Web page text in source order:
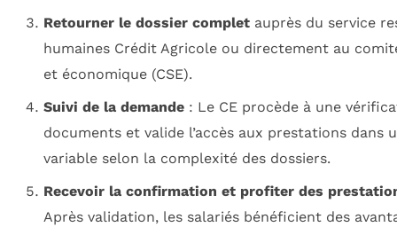
Retourner le dossier completauprès du service
humaines Crédit Agricole ou directement au
et économique (CSE).
Suivi de la demande: Le CE procède à une
documents et valide l’accès aux prestations dans
variable selon la complexité des dossiers.
Recevoir la confirmation et profiter des
Après validation, les salariés bénéficient des